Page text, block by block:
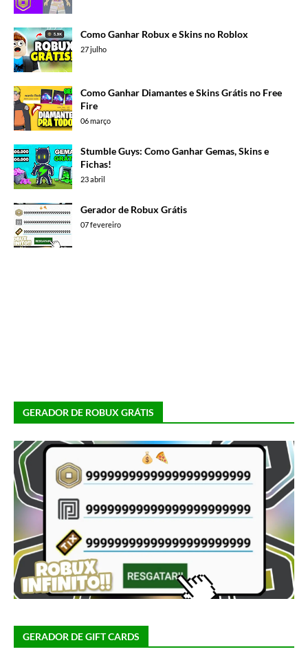
Como Ganhar Robux e Skins no Roblox
27 julho
Como Ganhar Diamantes e Skins Grátis no Free
Fire
06 março
Stumble Guys: Como Ganhar Gemas, Skins e
Fichas!
23 abril
Gerador de Robux Grátis
07 fevereiro
GERADOR DE ROBUX GRÁTIS
GERADOR DE GIFT CARDS